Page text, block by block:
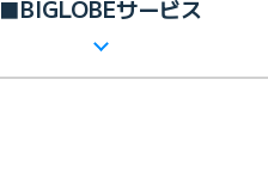
■BIGLOBEサービス